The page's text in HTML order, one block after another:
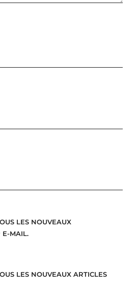
LES NOUVEAUX
E-MAIL.
LES NOUVEAUX ARTICLES